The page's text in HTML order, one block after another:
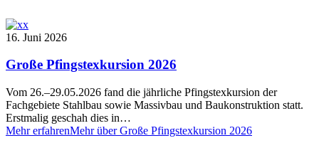
16. Juni 2026
Große Pfingstexkursion 2026
Vom 26.–29.05.2026 fand die jährliche Pfingstexkursion der
Fachgebiete Stahlbau sowie Massivbau und Baukonstruktion statt.
Erstmalig geschah dies in…
Mehr erfahrenMehr über Große Pfingstexkursion 2026